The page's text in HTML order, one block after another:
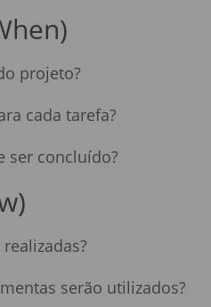
projeto?
cada tarefa?
ser concluído?
serão utilizados?